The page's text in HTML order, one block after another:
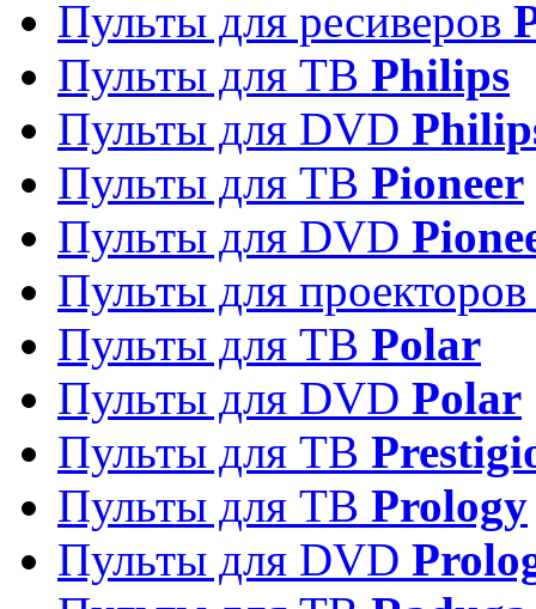
Пульты для ресиверов
Пульты для ТВ Philips
Пульты для DVD
Пульты для ТВ Pioneer
Пульты для DVD
Пульты для
Пульты для ТВ Polar
Пульты для DVD Polar
Пульты для ТВ
Пульты для ТВ Prology
Пульты для DVD